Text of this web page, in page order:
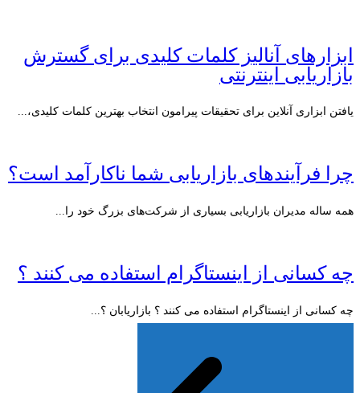
ابزارهای آنالیز کلمات کلیدی برای گسترش
بازاریابی اینترنتی
یافتن ابزاری آنلاین برای تحقیقات پیرامون انتخاب بهترین کلمات کلیدی،...
چرا فرآیندهای بازاریابی شما ناکارآمد است؟
همه ساله مدیران بازاریابی بسیاری از شرکت‌های بزرگ خود را...
چه کسانی از اینستاگرام استفاده می کنند ؟
چه کسانی از اینستاگرام استفاده می کنند ؟ بازاریابان ؟...